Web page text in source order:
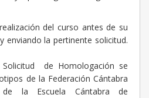
del curso antes de su
enviando la pertinente solicitud.
de Homologación se
de la Federación Cántabra
la Escuela Cántabra de